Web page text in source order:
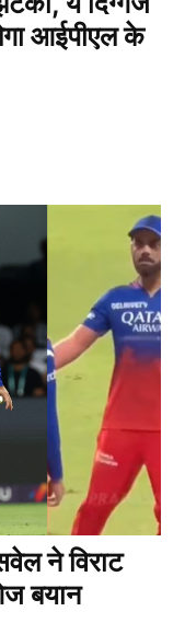
आईपीएल के
ने विराट
बयान